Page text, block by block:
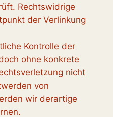
Rechtswidrige
der Verlinkung
Kontrolle der
ohne konkrete
nicht
von
wir derartige